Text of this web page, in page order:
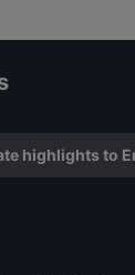
highlights to